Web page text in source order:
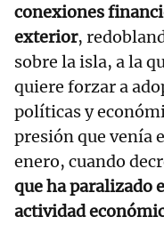
conexiones
exterior,
sobre la isla, a la
quiere forzar a
políticas y
presión que venía
enero, cuando
que ha paralizado
actividad